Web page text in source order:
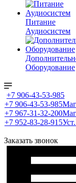
Питание
Аудиосистем
Оборудование
+7 906-43-53-985
+7 906-43-53-985
+7 967-31-32-200
+7 952-83-28-915
Заказать звонок